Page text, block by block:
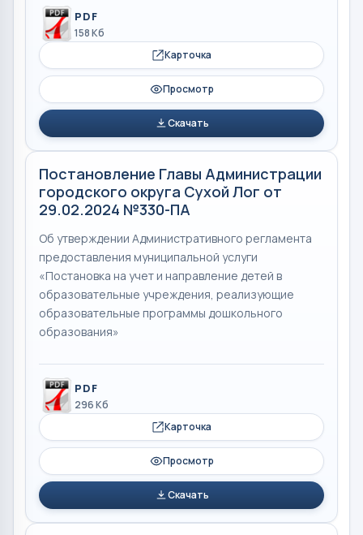
PDF
158 Кб
Карточка
Просмотр
Скачать
Постановление Главы Администрации
городского округа Сухой Лог от
29.02.2024 №330-ПА
Об утверждении Административного регламента
предоставления муниципальной услуги
«Постановка на учет и направление детей в
образовательные учреждения, реализующие
образовательные программы дошкольного
образования»
PDF
296 Кб
Карточка
Просмотр
Скачать